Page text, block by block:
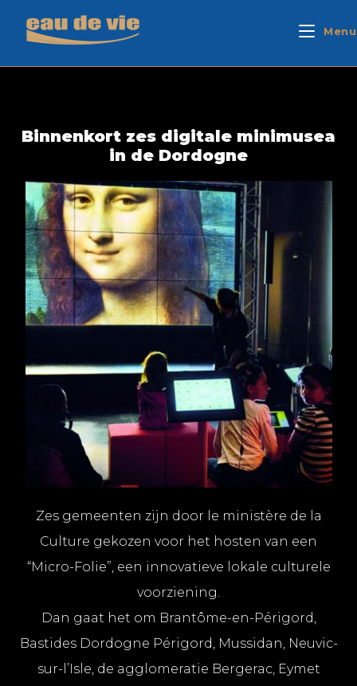
Menu
Binnenkort zes digitale minimusea
in de Dordogne
Zes gemeenten zijn door le ministère de la
Culture gekozen voor het hosten van een
“Micro-Folie”, een innovatieve lokale culturele
voorziening.
Dan gaat het om Brantôme-en-Périgord,
Bastides Dordogne Périgord, Mussidan, Neuvic-
sur-l’Isle, de agglomeratie Bergerac, Eymet